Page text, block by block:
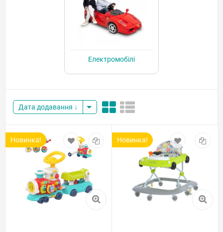
Електромобілі
Дата додавання
Новинка! Новинка!